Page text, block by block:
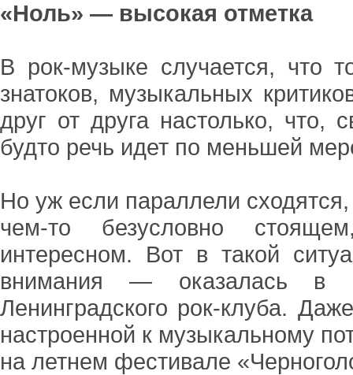
«Ноль» — высокая отметка
В рок-музыке случается, что
знатоков, музыкальных
друг от друга настолько, что,
будто речь идет по меньшей
Но уж если параллели
чем-то безусловно
интересном. Вот в такой
внимания — оказалась в
Ленинградского рок-клуба.
настроенной к музыкальному
на летнем фестивале